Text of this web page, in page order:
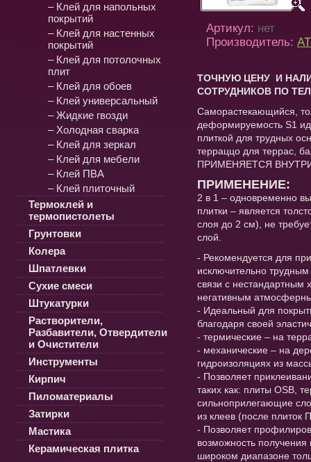
– Клей для напольных
покрытий
– Клей для настенных
покрытий
– Клей для потолочных
плит
– Клей для обоев
– Клей универсальный
– Жидкие гвозди
– Холодная сварка
– Клей для зеркал
– Клей для мебели
– Клей ПВА
– Клей плиточный
Термоклей и
термопистолеты
Грунтовки
Колера
Шпатлевки
Сухие смеси
Штукатурки
Растворители,
Разбавители, Отвердители
и Очистители
Инструменты
Кирпич
Пиломатериалы
Затирки
Мастика
Керамическая плитка
Артикул: нет
Производитель:
ТОЧНУЮ ЦЕНУ И
СОТРУДНИКОВ ПО
Саморастекающийся,
деформируемость S1
плиткой для трудных
терраццо для террас,
ПРИМЕНЯЕТСЯ
ПРИМЕНЕНИЕ:
2 в 1 – одновременно
плитки – является
слоя до 2 см), не
слой.
- Рекомендуется для
исключительно
связи с нестандартным
негативным
- Идеальный для
благодаря своей
- термические – на
- механические – на
гидроизоляциях из
- Позволяет
таких как: плиты OSB,
сильноприлегающие
из клеев (после плиток
- Позволяет
возможность получения
широком диапазоне